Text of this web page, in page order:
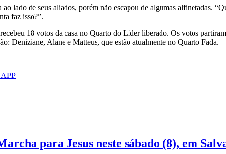
lado de seus aliados, porém não escapou de algumas alfinetadas.
faz isso?”.
18 votos da casa no Quarto do Líder liberado. Os votos
Deniziane, Alane e Matteus, que estão atualmente no Quarto Fada.
para Jesus neste sábado (8), em